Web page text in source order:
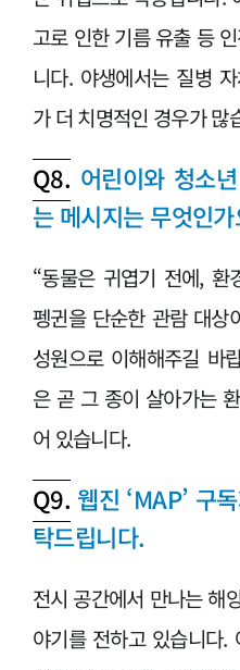
고로 인한 기름 유출 등
니다. 야생에서는 질병
가 더 치명적인 경우가 많
Q8. 어린이와 청소
는 메시지는 무엇인
“동물은 귀엽기 전에, 환
펭귄을 단순한 관람 대상
성원으로 이해해주길 바
은 곧 그 종이 살아가는
어 있습니다.
Q9. 웹진 ‘MAP’ 구
탁드립니다.
전시 공간에서 만나는 해
야기를 전하고 있습니다.